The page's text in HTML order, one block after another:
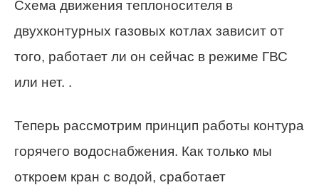
Схема движения теплоносителя в
двухконтурных газовых котлах зависит от
того, работает ли он сейчас в режиме ГВС
или нет. .
Теперь рассмотрим принцип работы контура
горячего водоснабжения. Как только мы
откроем кран с водой, сработает